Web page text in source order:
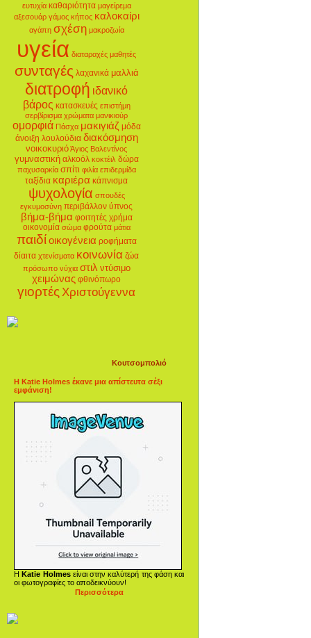
ευτυχία καθαριότητα μαγείρεμα
αξεσουάρ γάμος κήπος καλοκαίρι
αγάπη σχέση μακροζωία
υγεία διαταραχές μαθητές
συνταγές λαχανικά μαλλιά
διατροφή ιδανικό
βάρος κατασκευές επιστήμη
σερβίρισμα χρώματα μανικιούρ
ομορφιά Πάσχα μακιγιάζ μόδα
άνοιξη λουλούδια διακόσμηση
νοικοκυριόΆγιος Βαλεντίνος
γυμναστική αλκοόλ κοκτέιλ δώρα
παχυσαρκία σπίτι φιλία επιδερμίδα
ταξίδια καριέρα κάπνισμα
ψυχολογία σπουδές
εγκυμοσύνη περιβάλλον ύπνος
βήμα-βήμα φοιτητές χρήμα
οικονομία σώμα φρούτα μάτια
παιδί οικογένεια ροφήματα
δίαιτα χτενίσματα κοινωνία ζώα
πρόσωπο νύχια στιλ ντύσιμο
χειμώνας φθινόπωρο
γιορτές Χριστούγεννα
Κουτσομπολιό
Η Katie Holmes έκανε μια απίστευτα σέξι
εμφάνιση!
ΗKatie Holmesείναι στην καλύτερή της φάση και
οι φωτογραφίες το αποδεικνύουν!
Περισσότερα